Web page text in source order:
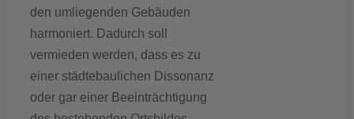
den umliegenden Gebäuden
harmoniert. Dadurch soll
vermieden werden, dass es zu
einer städtebaulichen Dissonanz
oder gar einer Beeinträchtigung